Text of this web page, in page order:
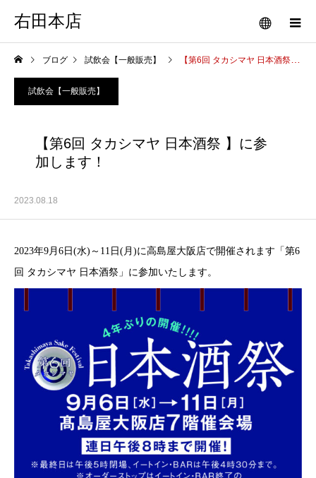
右田本店
ブログ 試飲会【一般販売】 【第6回 タカシマヤ 日本酒祭 】に参加します！
試飲会【一般販売】
【第6回 タカシマヤ 日本酒祭 】に参
加します！
2023.08.18
2023年9月6日(水)～11日(月)に高島屋大阪店で開催されます「第6
回 タカシマヤ 日本酒祭」に参加いたします。